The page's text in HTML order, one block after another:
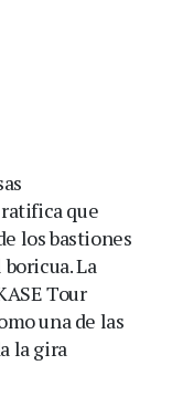
que
los bastiones
La
Tour
una de las
la gira